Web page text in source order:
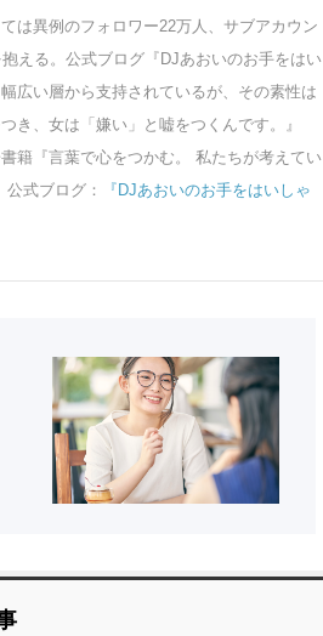
は異例のフォロワー22万人、サブアカウン
える。公式ブログ『DJあおいのお手をはい
広い層から支持されているが、その素性は
き、女は「嫌い」と嘘をつくんです。』
籍『言葉で心をつかむ。 私たちが考えてい
式ブログ：
『DJあおいのお手をはいしゃ